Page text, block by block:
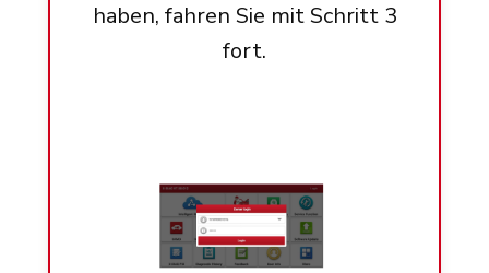
haben, fahren Sie mit Schritt 3
fort.